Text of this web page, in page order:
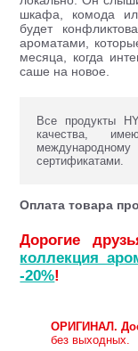
шкафа, комода
будет
ароматами,
месяца, когда
саше на новое.
Все продукты
качества,
сертификатами.
Оплата товара
Дорогие
коллекция
-20%!
ОРИГИНАЛ.
без выходных.